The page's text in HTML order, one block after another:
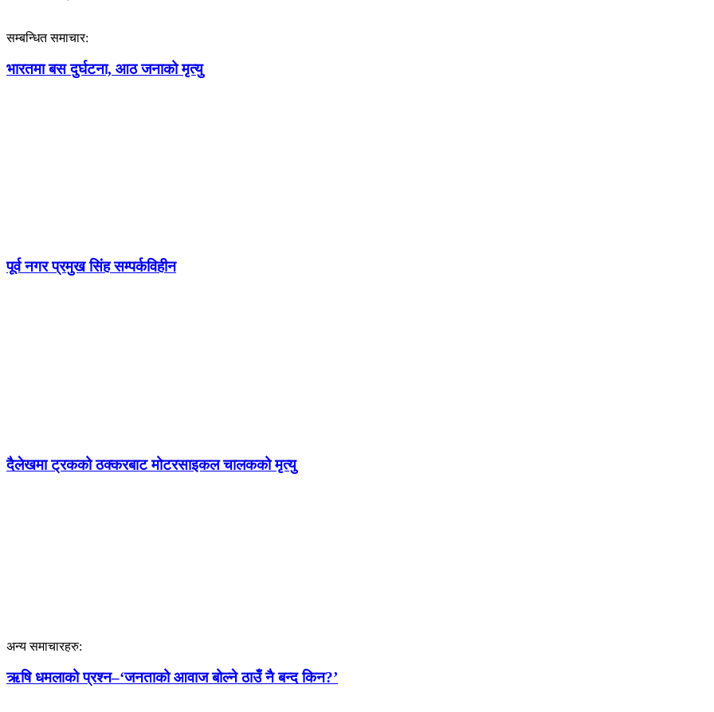
सम्बन्धित समाचार:
भारतमा बस दुर्घटना, आठ जनाको मृत्यु
पूर्व नगर प्रमुख सिंह सम्पर्कविहीन
दैलेखमा ट्रकको ठक्करबाट मोटरसाइकल चालकको मृत्यु
अन्य समाचारहरु:
ऋषि धमलाको प्रश्न–‘जनताको आवाज बोल्ने ठाउँ नै बन्द किन?’